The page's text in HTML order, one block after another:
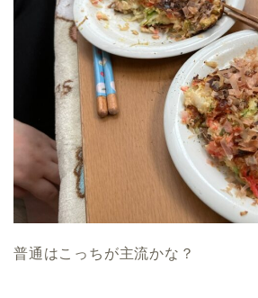
普通はこっちが主流かな？